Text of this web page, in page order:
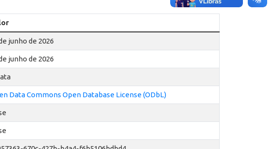
junho de 2026
junho de 2026
Data Commons Open Database License (ODbL)